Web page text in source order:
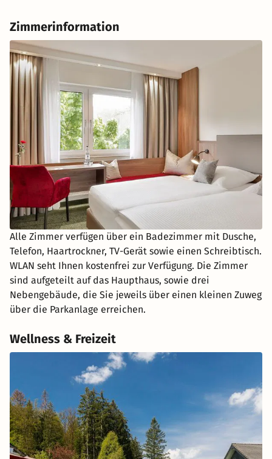
Zimmerinformation
Alle Zimmer verfügen über ein Badezimmer mit Dusche,
Telefon, Haartrockner, TV-Gerät sowie einen Schreibtisch.
WLAN seht Ihnen kostenfrei zur Verfügung. Die Zimmer
sind aufgeteilt auf das Haupthaus, sowie drei
Nebengebäude, die Sie jeweils über einen kleinen Zuweg
über die Parkanlage erreichen.
Wellness & Freizeit